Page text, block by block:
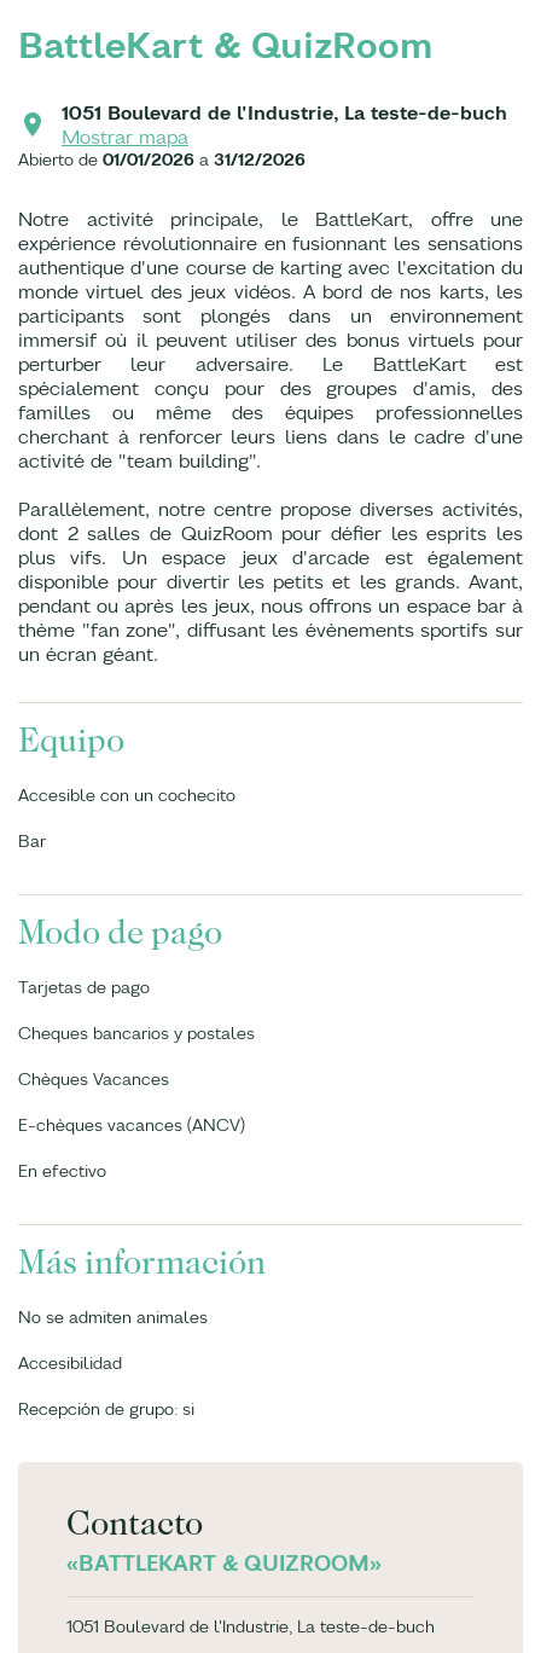
BattleKart & QuizRoom
1051 Boulevard de l'Industrie, La teste-de-buch
Mostrar mapa
Abierto de 01/01/2026 a 31/12/2026
Notre activité principale, le BattleKart, offre une
expérience révolutionnaire en fusionnant les sensations
authentique d'une course de karting avec l'excitation du
monde virtuel des jeux vidéos. A bord de nos karts, les
participants sont plongés dans un environnement
immersif où il peuvent utiliser des bonus virtuels pour
perturber leur adversaire. Le BattleKart est
spécialement conçu pour des groupes d'amis, des
familles ou même des équipes professionnelles
cherchant à renforcer leurs liens dans le cadre d'une
activité de "team building".
Parallèlement, notre centre propose diverses activités,
dont 2 salles de QuizRoom pour défier les esprits les
plus vifs. Un espace jeux d'arcade est également
disponible pour divertir les petits et les grands. Avant,
pendant ou après les jeux, nous offrons un espace bar à
thème "fan zone", diffusant les évènements sportifs sur
un écran géant.
Equipo
Accesible con un cochecito
Bar
Modo de pago
Tarjetas de pago
Cheques bancarios y postales
Chèques Vacances
E-chèques vacances (ANCV)
En efectivo
Más información
No se admiten animales
Accesibilidad
Recepción de grupo: si
Contacto
«BATTLEKART & QUIZROOM»
1051 Boulevard de l'Industrie, La teste-de-buch